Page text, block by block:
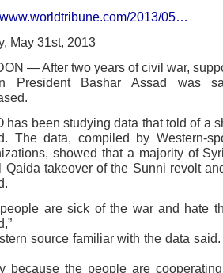
2013/05…
May 31st, 2013
— After two years of civil war,
President Bashar Assad was
has been studying data that told of a
The data, compiled by Western-
showed that a majority of
Qaida takeover of the Sunni revolt
people are sick of the war and hate
source familiar with the data
because the people are